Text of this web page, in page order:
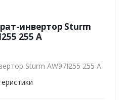
инвертор Sturm
255 А
Sturm AW97I255 255 А